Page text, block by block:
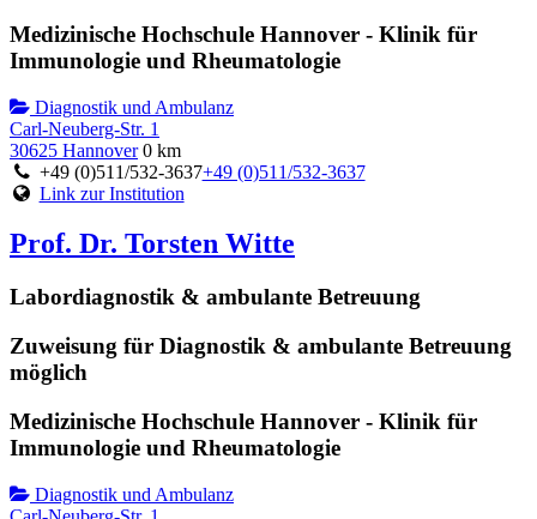
Medizinische Hochschule Hannover - Klinik für
Immunologie und Rheumatologie
Diagnostik und Ambulanz
Carl-Neuberg-Str. 1
30625 Hannover 0 km
+49 (0)511/532-3637+49 (0)511/532-3637
Link zur Institution
Prof. Dr. Torsten Witte
Labordiagnostik & ambulante Betreuung
Zuweisung für Diagnostik & ambulante Betreuung
möglich
Medizinische Hochschule Hannover - Klinik für
Immunologie und Rheumatologie
Diagnostik und Ambulanz